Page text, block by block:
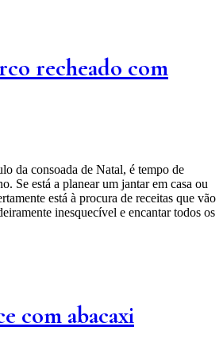
recheado com
da consoada de Natal, é tempo de
Se está a planear um jantar em casa ou
está à procura de receitas que vão
inesquecível e encantar todos os
com abacaxi